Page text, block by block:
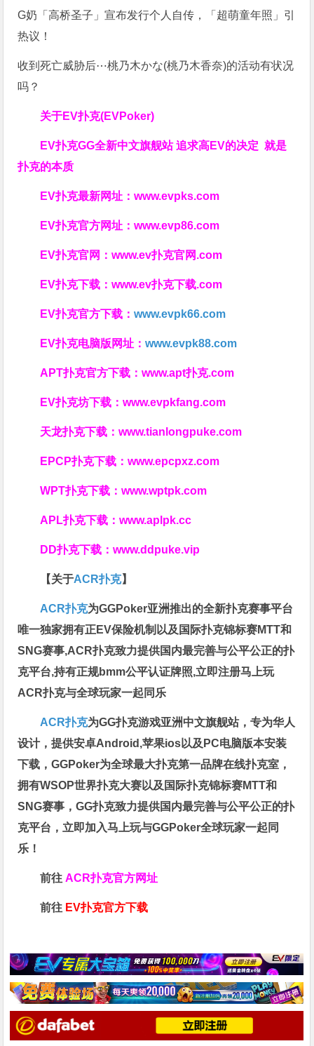
G奶「高桥圣子」宣布发行个人自传，「超萌童年照」引
热议！
收到死亡威胁后⋯桃乃木かな(桃乃木香奈)的活动有状况
吗？
关于EV扑克(EVPoker)
EV扑克GG全新中文旗舰站追求高EV的决定就是
扑克的本质
EV扑克最新网址：www.evpks.com
EV扑克官方网址：www.evp86.com
EV扑克官网：www.ev扑克官网.com
EV扑克下载：www.ev扑克下载.com
EV扑克官方下载：www.evpk66.com
EV扑克电脑版网址：www.evpk88.com
APT扑克官方下载：www.apt扑克.com
EV扑克坊下载：www.evpkfang.com
天龙扑克下载：www.tianlongpuke.com
EPCP扑克下载：www.epcpxz.com
WPT扑克下载：www.wptpk.com
APL扑克下载：www.aplpk.cc
DD扑克下载：www.ddpuke.vip
【关于ACR扑克】
ACR扑克为GGPoker亚洲推出的全新扑克赛事平台
唯一独家拥有正EV保险机制以及国际扑克锦标赛MTT和
SNG赛事,ACR扑克致力提供国内最完善与公平公正的扑
克平台,持有正规bmm公平认证牌照,立即注册马上玩
ACR扑克与全球玩家一起同乐
ACR扑克为GG扑克游戏亚洲中文旗舰站，专为华人
设计，提供安卓Android,苹果ios以及PC电脑版本安装
下载，GGPoker为全球最大扑克第一品牌在线扑克室，
拥有WSOP世界扑克大赛以及国际扑克锦标赛MTT和
SNG赛事，GG扑克致力提供国内最完善与公平公正的扑
克平台，立即加入马上玩与GGPoker全球玩家一起同
乐！
前往ACR扑克官方网址
前往 EV扑克官方下载